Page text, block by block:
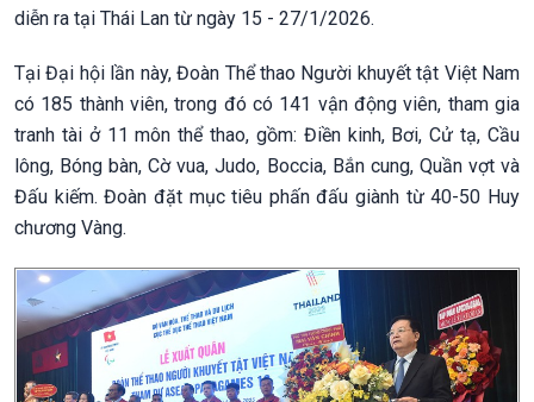
diễn ra tại Thái Lan từ ngày 15 - 27/1/2026.
Tại Đại hội lần này, Đoàn Thể thao Người khuyết tật Việt Nam
có 185 thành viên, trong đó có 141 vận động viên, tham gia
tranh tài ở 11 môn thể thao, gồm: Điền kinh, Bơi, Cử tạ, Cầu
lông, Bóng bàn, Cờ vua, Judo, Boccia, Bắn cung, Quần vợt và
Đấu kiếm. Đoàn đặt mục tiêu phấn đấu giành từ 40-50 Huy
chương Vàng.